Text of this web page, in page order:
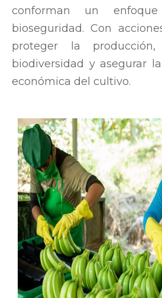
conforman un
bioseguridad. Con
proteger la
biodiversidad y asegurar
económica del cultivo.